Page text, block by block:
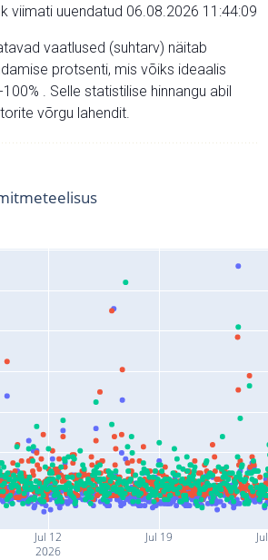
viimati uuendatud 06.08.2026 11:44:09
vaatlused (suhtarv) näitab
protsenti, mis võiks ideaalis
. Selle statistilise hinnangu abil
võrgu lahendit.
Jul 12
2026
Jul 19